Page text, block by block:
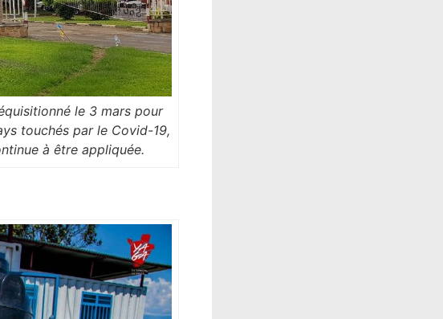
le 3 mars pour
touchés par le Covid-19,
à être appliquée.